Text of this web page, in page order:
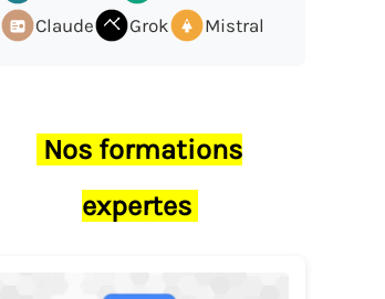
Claude
Grok Mistral
Nos formations
expertes